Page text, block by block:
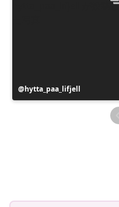
投
稿
hytta_paa_lifjell